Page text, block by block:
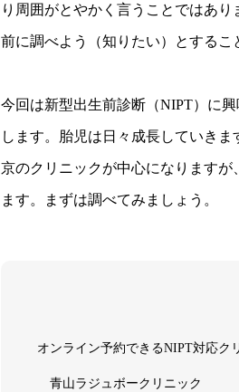
り周囲がとやかく言うことではあ
前に調べよう（知りたい）とするこ
今回は新型出生前診断（NIPT）に
します。胎児は日々成長していき
京のクリニックが中心になります
ます。まずは調べてみましょう。
オンライン予約できるNIPT対応ク
青山ラジュボークリニック